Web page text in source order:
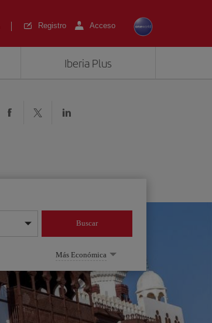
Registro Acceso
Iberia Plus
Buscar
Más Económica